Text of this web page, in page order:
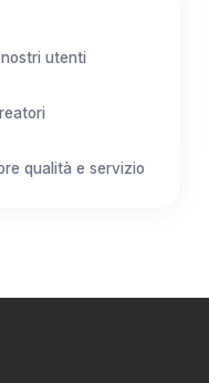
utenti
qualità e servizio